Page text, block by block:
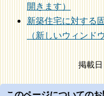
開きます）
新築住宅に対する
（新しいウィンド
掲載